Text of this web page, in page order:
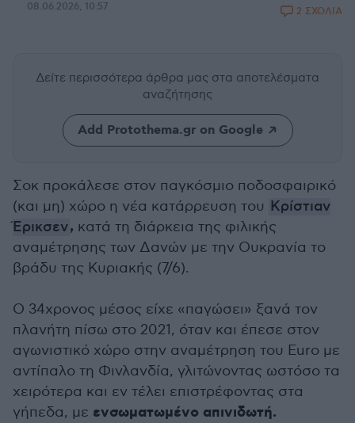
08.06.2026, 10:57 2 ΣΧΟΛΙΑ
Δείτε περισσότερα άρθρα μας στα αποτελέσματα
αναζήτησης
Add Protothema.gr on Google
Σοκ προκάλεσε στον παγκόσμιο ποδοσφαιρικό
(και μη) χώρο η νέα κατάρρευση του Κρίστιαν
Έρικσεν, κατά τη διάρκεια της φιλικής
αναμέτρησης των Δανών με την Ουκρανία το
βράδυ της Κυριακής (7/6).
Ο 34χρονος μέσος είχε «παγώσει» ξανά τον
πλανήτη πίσω στο 2021, όταν και έπεσε στον
αγωνιστικό χώρο στην αναμέτρηση του Euro με
αντίπαλο τη Φινλανδία, γλιτώνοντας ωστόσο τα
χειρότερα και εν τέλει επιστρέφοντας στα
γήπεδα, με ενσωματωμένο απινιδωτή.